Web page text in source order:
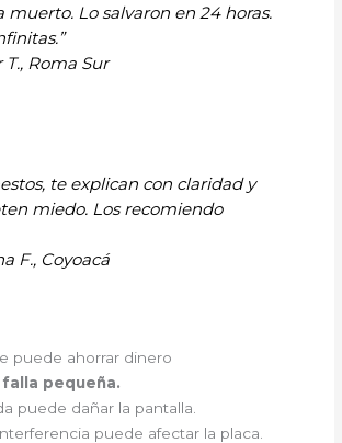
muerto. Lo salvaron en 24 horas.
T., Roma Sur
te explican con claridad y
miedo. Los recomiendo
F., Coyoacá
puede ahorrar dinero
pequeña.
puede dañar la pantalla.
puede afectar la placa.